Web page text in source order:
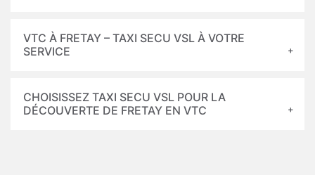
VTC À FRETAY – TAXI SECU VSL À VOTRE
SERVICE
CHOISISSEZ TAXI SECU VSL POUR LA
DÉCOUVERTE DE FRETAY EN VTC